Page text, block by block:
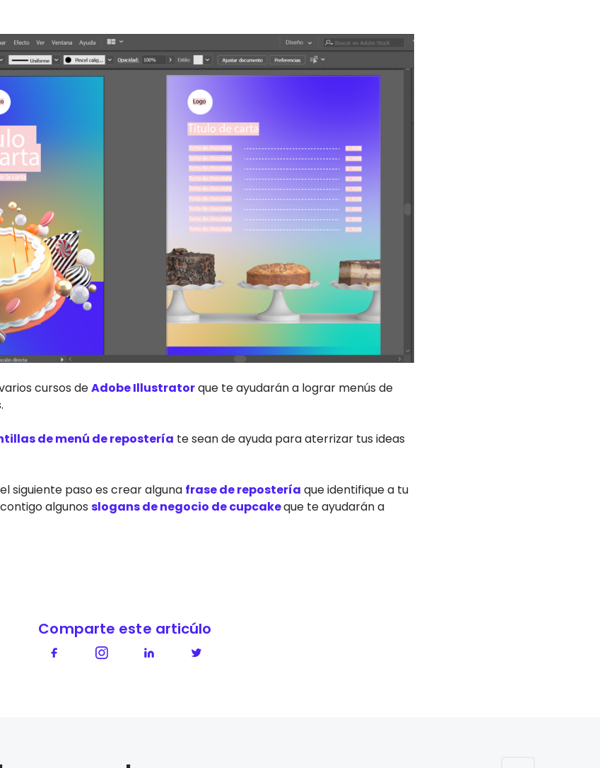
cursos deAdobe Illustratorque te ayudarán a lograr menús de
de menú de repostería te sean de ayuda para aterrizar tus ideas
siguiente paso es crear alguna frase de repostería que identifique a tu
algunos slogans de negocio de cupcakeque te ayudarán a
Comparte este articúlo